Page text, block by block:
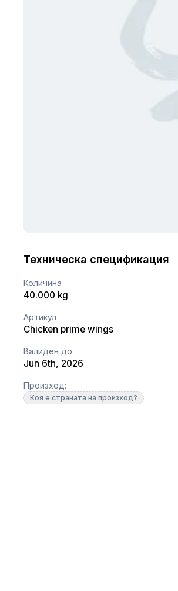
Техническа спецификация
Количина
40.000 kg
Артикул
Chicken prime wings
Валиден до
Jun 6th, 2026
Произход:
Коя е страната на произход?